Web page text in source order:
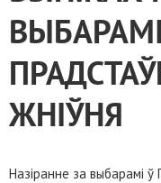
ЖНІЎНЯ
Назіранне за выбарамі